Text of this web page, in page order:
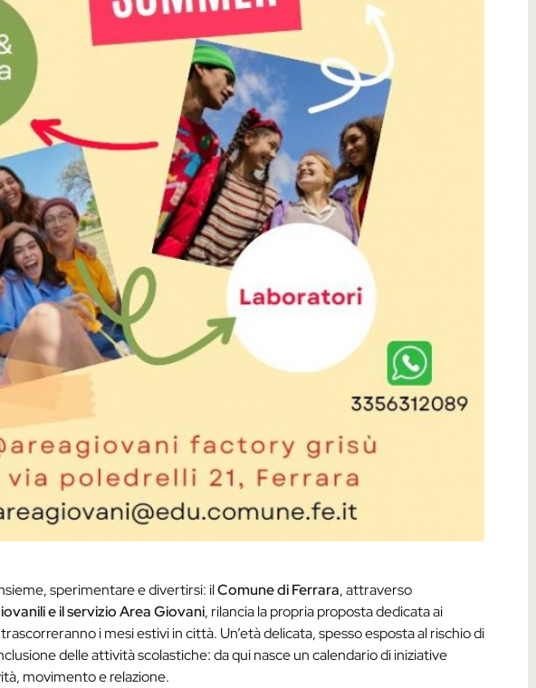
sperimentare e divertirsi: ilComune di Ferrara, attraverso
e il servizio Area Giovani, rilancia la propria proposta dedicata ai
i mesi estivi in città. Un’età delicata, spesso esposta al rischio di
delle attività scolastiche: da qui nasce un calendario di iniziative
movimento e relazione.